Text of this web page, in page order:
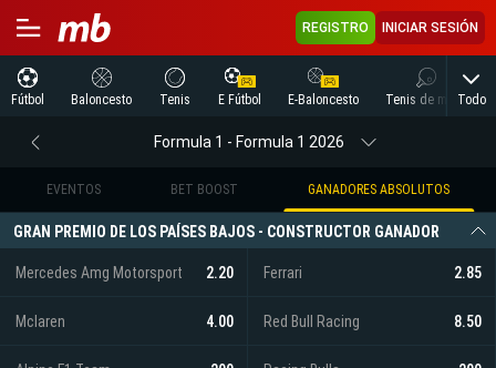
REGISTRO INICIAR SESIÓN
Fútbol Baloncesto Tenis E Fútbol E-Baloncesto Tenis de mesaTodo
Formula 1 - Formula 1 2026
EVENTOS BET BOOST GANADORES ABSOLUTOS
GRAN PREMIO DE LOS PAÍSES BAJOS - CONSTRUCTOR GANADOR
Mercedes Amg Motorsport 2.20 Ferrari 2.85
Mclaren 4.00 Red Bull Racing 8.50